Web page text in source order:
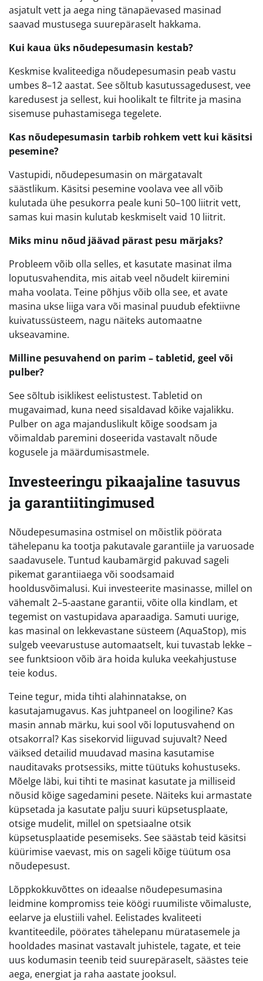
asjatult vett ja aega ning tänapäevased masinad
saavad mustusega suurepäraselt hakkama.
Kui kaua üks nõudepesumasin kestab?
Keskmise kvaliteediga nõudepesumasin peab vastu
umbes 8–12 aastat. See sõltub kasutussagedusest, vee
karedusest ja sellest, kui hoolikalt te filtrite ja masina
sisemuse puhastamisega tegelete.
Kas nõudepesumasin tarbib rohkem vett kui käsitsi
pesemine?
Vastupidi, nõudepesumasin on märgatavalt
säästlikum. Käsitsi pesemine voolava vee all võib
kulutada ühe pesukorra peale kuni 50–100 liitrit vett,
samas kui masin kulutab keskmiselt vaid 10 liitrit.
Miks minu nõud jäävad pärast pesu märjaks?
Probleem võib olla selles, et kasutate masinat ilma
loputusvahendita, mis aitab veel nõudelt kiiremini
maha voolata. Teine põhjus võib olla see, et avate
masina ukse liiga vara või masinal puudub efektiivne
kuivatussüsteem, nagu näiteks automaatne
ukseavamine.
Milline pesuvahend on parim – tabletid, geel või
pulber?
See sõltub isiklikest eelistustest. Tabletid on
mugavaimad, kuna need sisaldavad kõike vajalikku.
Pulber on aga majanduslikult kõige soodsam ja
võimaldab paremini doseerida vastavalt nõude
kogusele ja määrdumisastmele.
Investeeringu pikaajaline tasuvus
ja garantiitingimused
Nõudepesumasina ostmisel on mõistlik pöörata
tähelepanu ka tootja pakutavale garantiile ja varuosade
saadavusele. Tuntud kaubamärgid pakuvad sageli
pikemat garantiiaega või soodsamaid
hooldusvõimalusi. Kui investeerite masinasse, millel on
vähemalt 2–5-aastane garantii, võite olla kindlam, et
tegemist on vastupidava aparaadiga. Samuti uurige,
kas masinal on lekkevastane süsteem (AquaStop), mis
sulgeb veevarustuse automaatselt, kui tuvastab lekke –
see funktsioon võib ära hoida kuluka veekahjustuse
teie kodus.
Teine tegur, mida tihti alahinnatakse, on
kasutajamugavus. Kas juhtpaneel on loogiline? Kas
masin annab märku, kui sool või loputusvahend on
otsakorral? Kas sisekorvid liiguvad sujuvalt? Need
väiksed detailid muudavad masina kasutamise
nauditavaks protsessiks, mitte tüütuks kohustuseks.
Mõelge läbi, kui tihti te masinat kasutate ja milliseid
nõusid kõige sagedamini pesete. Näiteks kui armastate
küpsetada ja kasutate palju suuri küpsetusplaate,
otsige mudelit, millel on spetsiaalne otsik
küpsetusplaatide pesemiseks. See säästab teid käsitsi
küürimise vaevast, mis on sageli kõige tüütum osa
nõudepesust.
Lõppkokkuvõttes on ideaalse nõudepesumasina
leidmine kompromiss teie köögi ruumiliste võimaluste,
eelarve ja elustiili vahel. Eelistades kvaliteeti
kvantiteedile, pöörates tähelepanu müratasemele ja
hooldades masinat vastavalt juhistele, tagate, et teie
uus kodumasin teenib teid suurepäraselt, säästes teie
aega, energiat ja raha aastate jooksul.